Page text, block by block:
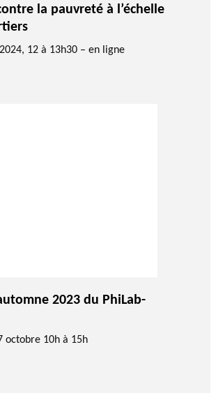
la pauvreté à l’échelle
12 à 13h30 – en ligne
2023 du PhiLab-
octobre 10h à 15h